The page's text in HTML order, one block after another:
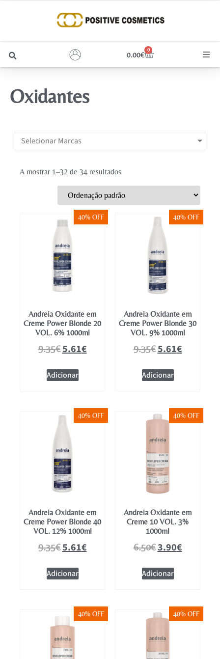
0.00€
0
Unhas
Oxidantes
Selecionar Marcas
A mostrar 1–32 de 34 resultados
40% OFF
Andreia Oxidante em
Creme Power Blonde 20
VOL. 6% 1000ml
9.35€5.61€
Adicionar
40% OFF
Andreia Oxidante em
Creme Power Blonde 30
VOL. 9% 1000ml
9.35€5.61€
Adicionar
40% OFF
Andreia Oxidante em
Creme Power Blonde 40
VOL. 12% 1000ml
9.35€5.61€
Adicionar
40% OFF
Andreia Oxidante em
Creme 10 VOL. 3%
1000ml
6.50€3.90€
Adicionar
40% OFF 40% OFF